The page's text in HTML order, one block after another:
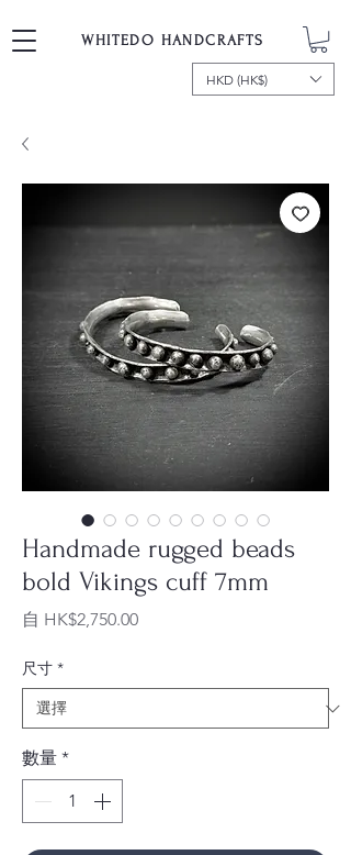
WHITEDO HANDCRAFTS
HKD (HK$)
Handmade rugged beads
bold Vikings cuff 7mm
自 HK$2,750.00促
格
尺寸 *
數量 *